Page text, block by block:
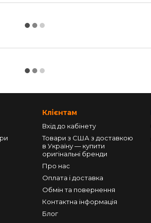
Клієнтам
Вхід до кабінету
Товари з США з доставкою
в Україну — купити
оригінальні бренди
Про нас
Оплата і доставка
Обмін та повернення
Контактна інформація
Блог